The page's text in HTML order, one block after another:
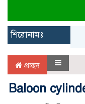
শিরোনামঃ
প্রচ্ছদ
Baloon